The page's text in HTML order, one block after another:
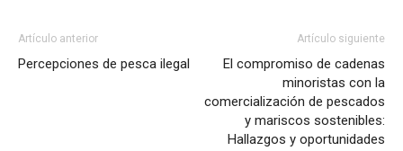
Artículo anterior
Percepciones de pesca ilegal
Artículo siguiente
El compromiso de cadenas
minoristas con la
comercialización de pescados
y mariscos sostenibles:
Hallazgos y oportunidades